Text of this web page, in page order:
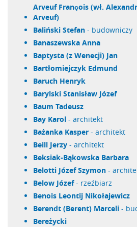
Arveuf François (wł. Alexandre Fransquin dit
Arveuf)
Baliński Stefan - budowniczy
Banaszewska Anna
Baptysta (z Wenecji) Jan
Bartłomiejczyk Edmund
Baruch Henryk
Barylski Stanisław Józef
Baum Tadeusz
Bay Karol - architekt
Bażanka Kasper - architekt
Beill Jerzy - architekt
Beksiak-Bąkowska Barbara
Belotti Józef Szymon -
Below Józef- rzeźbiarz
Benois Leontij Nikołajewicz
Berendt (Berent) Marceli -
Bereżycki